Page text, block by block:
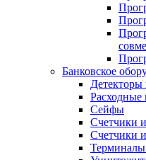
Банковское
Детекторы
Сейфы
Счетчики
Счетчики